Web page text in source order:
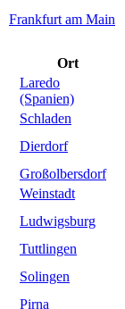
Frankfurt am Main
Ort
Laredo
(Spanien)
Schladen
Dierdorf
Großolbersdorf
Weinstadt
Ludwigsburg
Tuttlingen
Solingen
Pirna